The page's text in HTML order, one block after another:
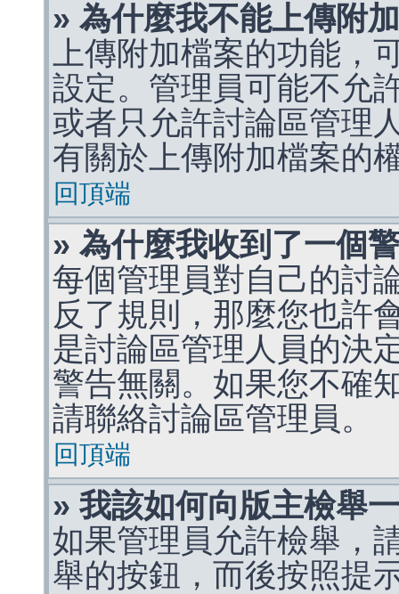
» 為什麼我不能上傳附
上傳附加檔案的功能，
設定。管理員可能不允
或者只允許討論區管理
有關於上傳附加檔案的
回頂端
» 為什麼我收到了一個
每個管理員對自己的討
反了規則，那麼您也許
是討論區管理人員的決
警告無關。如果您不確
請聯絡討論區管理員。
回頂端
» 我該如何向版主檢舉
如果管理員允許檢舉，
舉的按鈕，而後按照提